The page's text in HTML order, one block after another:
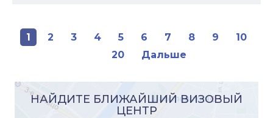
1 2 3 4 5 6 7 8 9
10
20 Дальше
НАЙДИТЕ БЛИЖАЙШИЙ ВИЗОВЫЙ
ЦЕНТР